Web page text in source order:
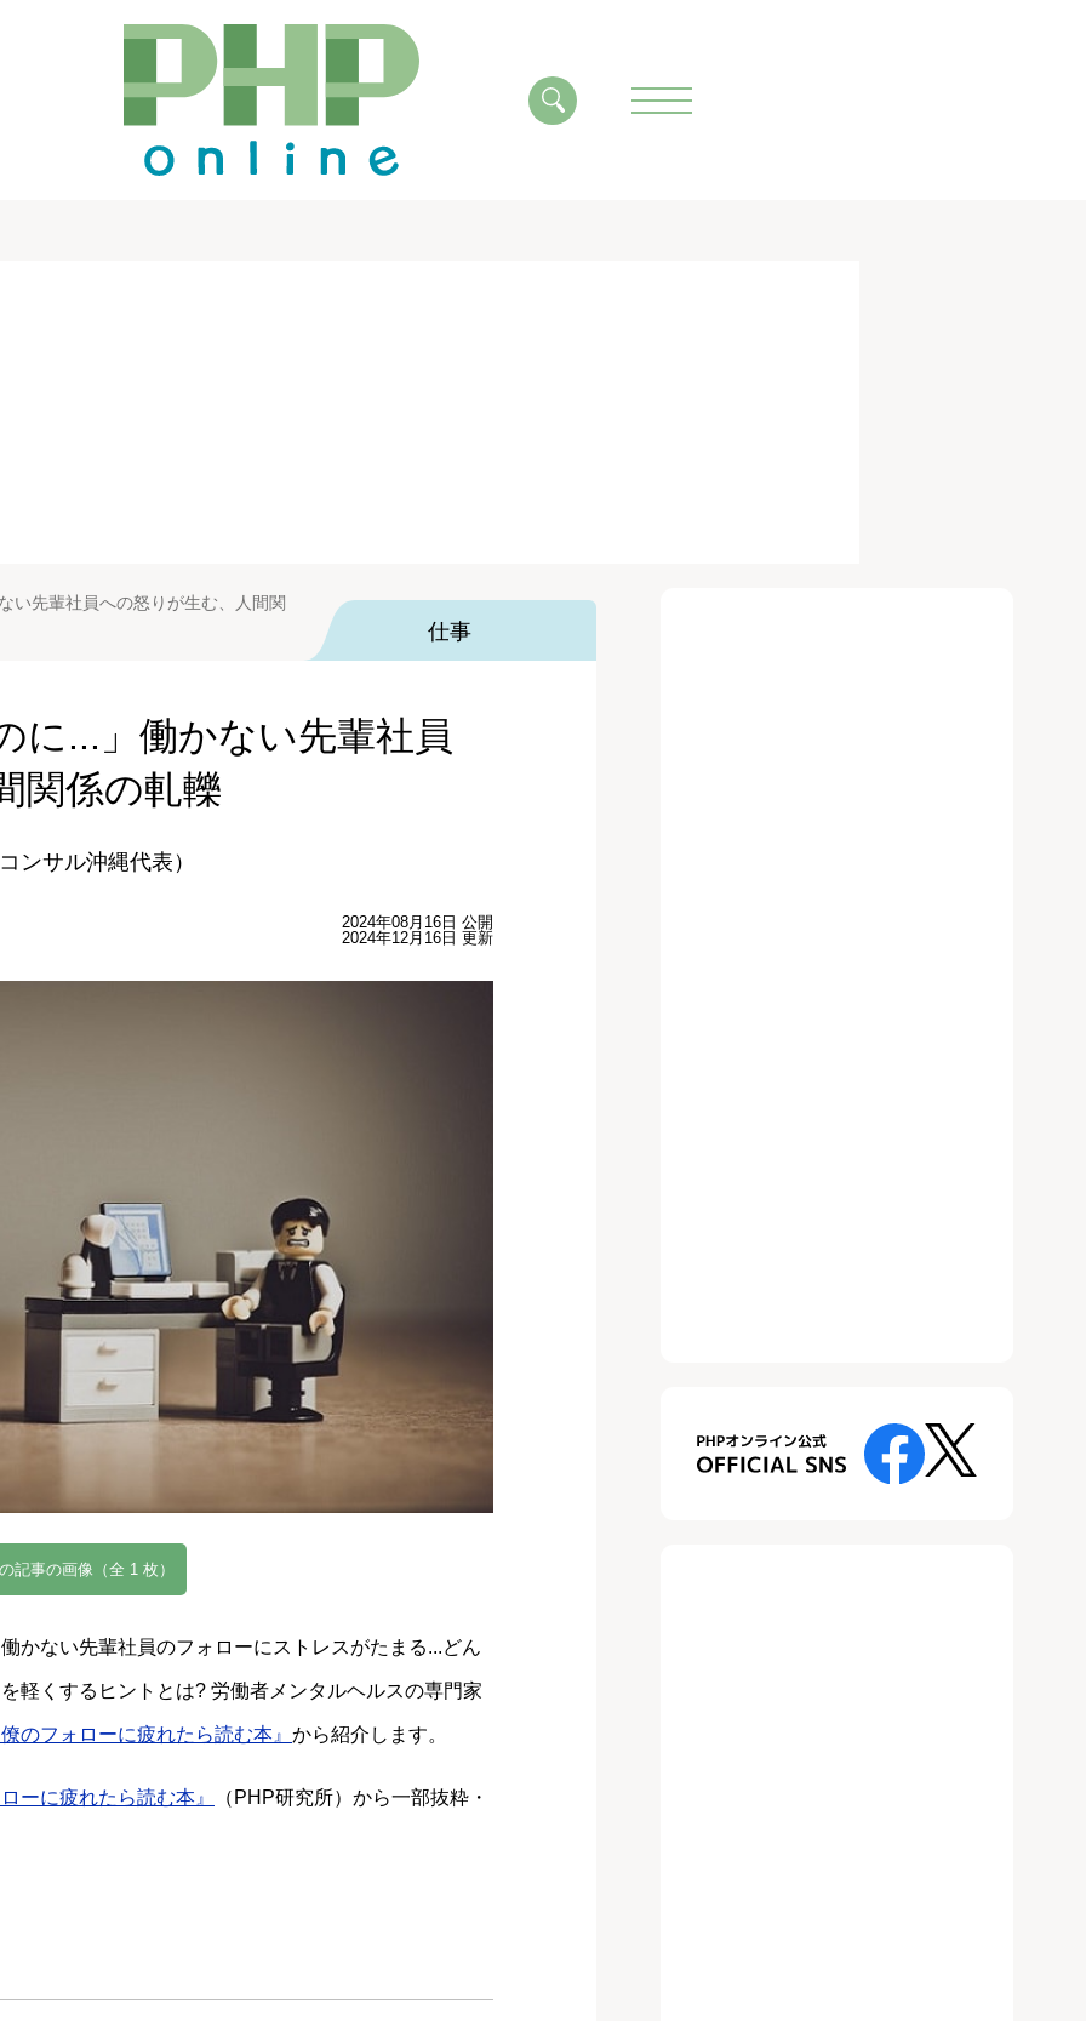
い先輩社員への怒りが生む、人間関
仕事
に...」働かない先輩社員
関係の軋轢
ンサル沖縄代表）
2024年08月16日 公開
2024年12月16日 更新
記事の画像（全 1 枚）
かない先輩社員のフォローにストレスがたまる...どん
軽くするヒントとは? 労働者メンタルヘルスの専門家
のフォローに疲れたら読む本』 から紹介します。
ーに疲れたら読む本』 （PHP研究所）から一部抜粋・